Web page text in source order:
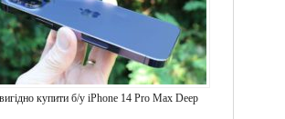
купити б/у iPhone 14 Pro Max Deep